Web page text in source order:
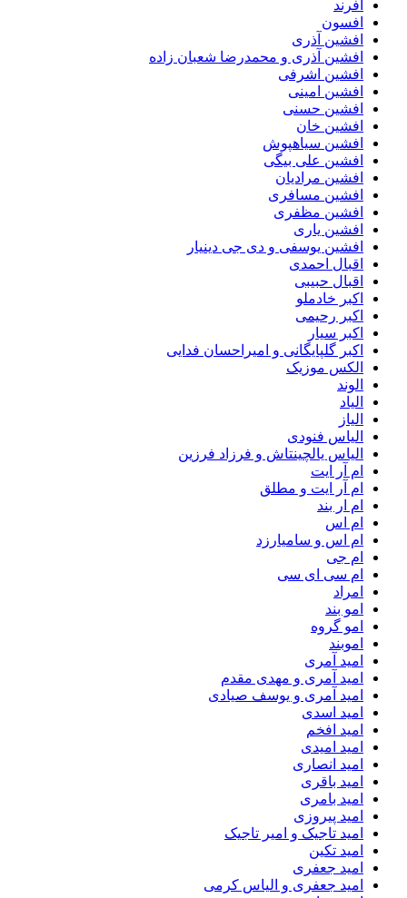
اَفرند
افسون
افشین آذری
افشین آذری و محمدرضا شعبان زاده
افشین اشرفی
افشین امینی
افشین حسنی
افشین خان
افشین سیاهپوش
افشین علی بیگی
افشین مرادیان
افشین مسافری
افشین مظفری
افشین یاری
افشین یوسفی و دی جی دینیار
اقبال احمدی
اقبال حبیبی
اکبر خادملو
اکبر رحیمی
اکبر سیار
اکبر گلپایگانی و امیراحسان فدایی
الکس موزیک
الوند
الیاد
الیاز
الیاس فنودی
الیاس یالچینتاش و فرزاد فرزین
ام آر ایت
ام آر ایت و مطلق
ام‌ ار بند
ام اس
ام اس و سامیارزد
ام جی
ام سی ای سی
امراد
امو بند
امو گروه
اموبند
امید آمری
امید آمری و مهدی مقدم
امید آمری و یوسف صیادی
امید اسدی
امید افخم
امید امیدی
امید انصاری
امید باقری
امید بامری
امید پیروزی
امید تاجیک و امیر تاجیک
امید تکین
امید جعفری
امید جعفری و الیاس کرمی